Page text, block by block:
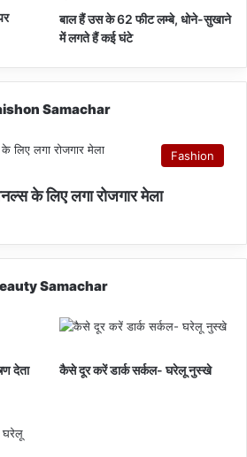
बाल हैं उस के 62 फीट लम्बे, धोने-सुखाने
में लगते हैं कई घंटे
Samachar
Fashion
के लिए लगा रोजगार मेला
Samachar
देता
कैसे दूर करें डार्क सर्कल- घरेलू नुस्खे